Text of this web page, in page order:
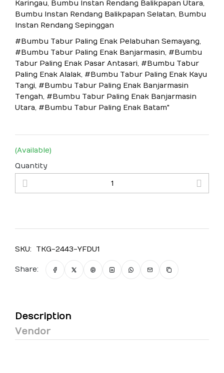
Karingau, Bumbu Instan Rendang Balikpapan Utara,
Bumbu Instan Rendang Balikpapan Selatan, Bumbu
Instan Rendang Sepinggan
#Bumbu Tabur Paling Enak Pelabuhan Semayang,
#Bumbu Tabur Paling Enak Banjarmasin, #Bumbu
Tabur Paling Enak Pasar Antasari, #Bumbu Tabur
Paling Enak Alalak, #Bumbu Tabur Paling Enak Kayu
Tangi, #Bumbu Tabur Paling Enak Banjarmasin
Tengah, #Bumbu Tabur Paling Enak Banjarmasin
Utara, #Bumbu Tabur Paling Enak Batam"
(Available)
Quantity
SKU: TKG-2443-YFDU1
Share:
Description
Vendor